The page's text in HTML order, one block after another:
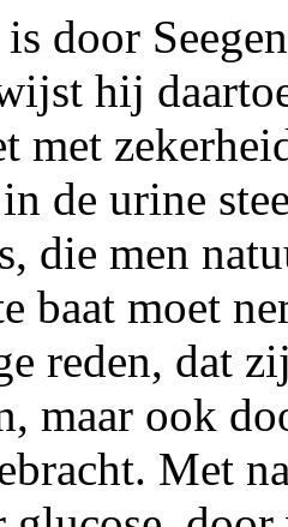
is door
hij
met
de urine
die men
baat moet
reden, dat
maar ook
Met